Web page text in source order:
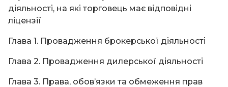
діяльності, на які торговець має відповідні
ліцензії
Глава 1. Провадження брокерської діяльності
Глава 2. Провадження дилерської діяльності
Глава 3. Права, обов’язки та обмеження прав